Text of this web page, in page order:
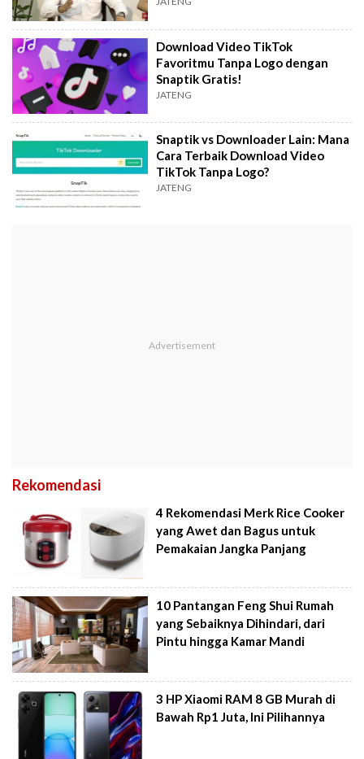
Download Video TikTok
Favoritmu Tanpa Logo dengan
Snaptik Gratis!
JATENG
Snaptik vs Downloader Lain: Mana
Cara Terbaik Download Video
TikTok Tanpa Logo?
JATENG
Rekomendasi
4 Rekomendasi Merk Rice Cooker
yang Awet dan Bagus untuk
Pemakaian Jangka Panjang
10 Pantangan Feng Shui Rumah
yang Sebaiknya Dihindari, dari
Pintu hingga Kamar Mandi
3 HP Xiaomi RAM 8 GB Murah di
Bawah Rp1 Juta, Ini Pilihannya